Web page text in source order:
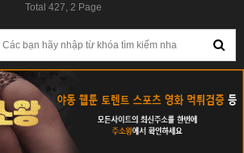
Total 427, 2 Page